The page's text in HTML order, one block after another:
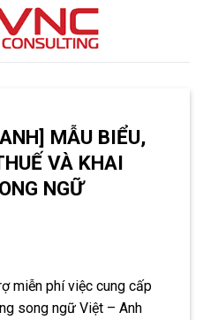
MẪU BIỂU,
VÀ KHAI
NGỮ
miễn phí việc cung cấp
song ngữ Việt – Anh